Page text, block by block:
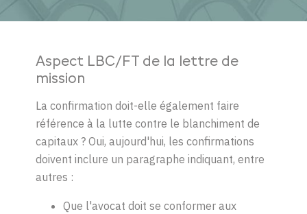
Aspect LBC/FT de la lettre de
mission
La confirmation doit-elle également faire
référence à la lutte contre le blanchiment de
capitaux ? Oui, aujourd'hui, les confirmations
doivent inclure un paragraphe indiquant, entre
autres :
Que l'avocat doit se conformer aux